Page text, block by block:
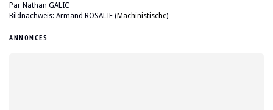
Par Nathan GALIC
Bildnachweis: Armand ROSALIE (Machinistische)
ANNONCES